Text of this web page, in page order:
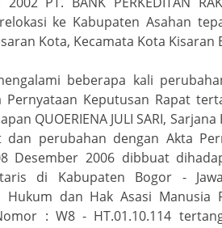
ke Kabupaten Asahan
Kota, Kecamata Kota Kisaran
beberapa kali
Pernyataan Keputusan Rapat
QUOERIENA JULI SARI,
dan perubahan dengan Akta
Desember 2006 dibbuat
di Kabupaten Bogor -
Hukum dan Hak Asasi Manusia
: W8 - HT.01.10.114